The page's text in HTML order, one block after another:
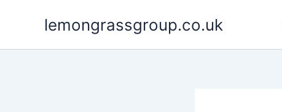
lemongrassgroup.co.uk